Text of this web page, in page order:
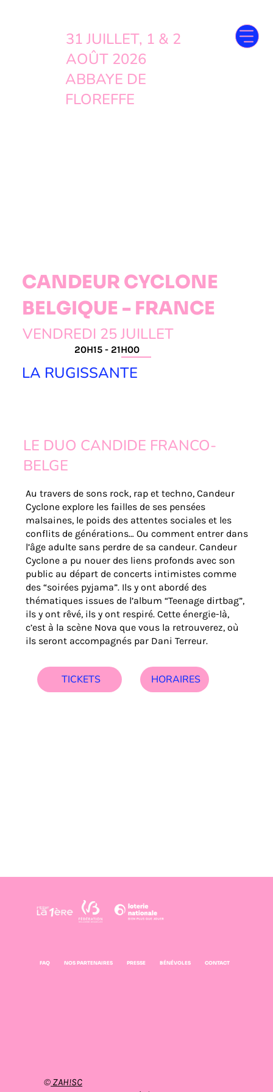
31 JUILLET, 1 & 2
AOÛT 2026
ABBAYE DE
FLOREFFE
CANDEUR CYCLONE
BELGIQUE - FRANCE
VENDREDI 25 JUILLET
20H15 - 21H00
LA RUGISSANTE
LE DUO CANDIDE FRANCO-
BELGE
Au travers de sons rock, rap et techno, Candeur
Cyclone explore les failles de ses pensées
malsaines, le poids des attentes sociales et les
conflits de générations… Ou comment entrer dans
l’âge adulte sans perdre de sa candeur. Candeur
Cyclone a pu nouer des liens profonds avec son
public au départ de concerts intimistes comme
des “soirées pyjama”. Ils y ont abordé des
thématiques issues de l’album “Teenage dirtbag”,
ils y ont rêvé, ils y ont respiré. Cette énergie-là,
c’est à la scène Nova que vous la retrouverez, où
ils seront accompagnés par Dani Terreur.
TICKETS HORAIRES
© ZAH!SC
FAQ NOS PARTENAIRES PRESSE BÉNÉVOLES CONTACT